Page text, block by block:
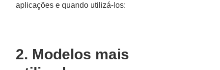
aplicações e quando utilizá-los:
2. Modelos mais